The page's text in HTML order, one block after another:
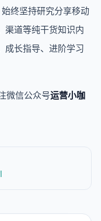
终坚持研究分享移动
渠道等纯干货知识内
成长指导、进阶学习
微信公众号运营小咖